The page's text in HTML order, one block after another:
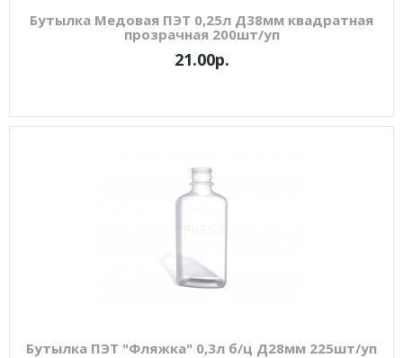
Бутылка Медовая ПЭТ 0,25л Д38мм квадратная
прозрачная 200шт/уп
21.00р.
Бутылка ПЭТ "Фляжка" 0,3л б/ц Д28мм 225шт/уп